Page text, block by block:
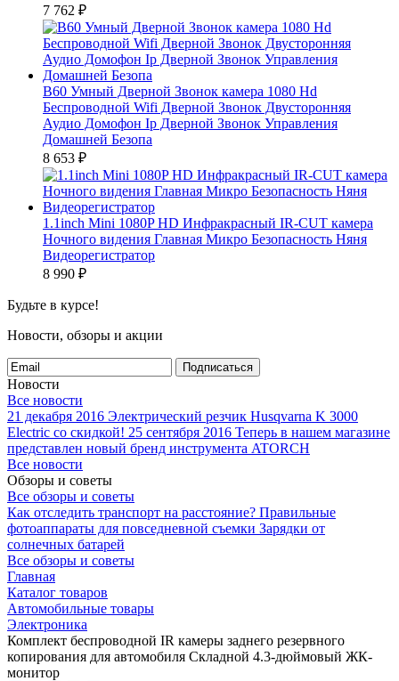
7 762 ₽
B60 Умный Дверной Звонок камера 1080 Hd
Беспроводной Wifi Дверной Звонок Двусторонняя
Аудио Домофон Ip Дверной Звонок Управления
Домашней Безопа
8 653 ₽
1.1inch Mini 1080P HD Инфракрасный IR-CUT камера
Ночного видения Главная Микро Безопасность Няня
Видеорегистратор
8 990 ₽
Будьте в курсе!
Новости, обзоры и акции
Подписаться
Новости
Все новости
21 декабря 2016 Электрический резчик Husqvarna K 3000
Electric со скидкой! 25 сентября 2016 Теперь в нашем магазине
представлен новый бренд инструмента ATORCH
Все новости
Обзоры и советы
Все обзоры и советы
Как отследить транспорт на расстояние? Правильные
фотоаппараты для повседневной съемки Зарядки от
солнечных батарей
Все обзоры и советы
Главная
Каталог товаров
Автомобильные товары
Электроника
Комплект беспроводной IR​ камеры заднего резервного
копирования для автомобиля Складной 4.3-дюймовый ЖК-
монитор